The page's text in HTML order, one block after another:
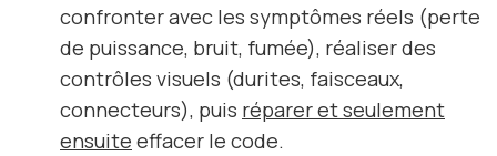
confronter avec les symptômes réels (perte
de puissance, bruit, fumée), réaliser des
contrôles visuels (durites, faisceaux,
connecteurs), puis réparer et seulement
ensuite effacer le code.